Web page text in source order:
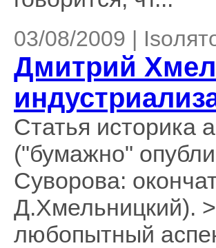
03/08/2009 |
Дмитрий
Статья историка
("бумажно"
Суворова:
Д.Хмельницкий).
любопытный